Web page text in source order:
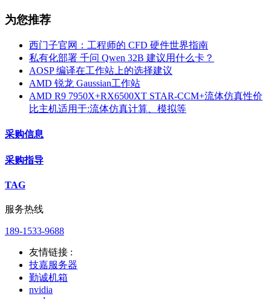
为您推荐
西门子官网：工程师的 CFD 硬件世界指南
私有化部署 千问 Qwen 32B 建议用什么卡？
AOSP 编译在工作站上的选择建议
AMD 锐龙 Gaussian工作站
AMD R9 7950X+RX6500XT STAR-CCM+流体仿真性价
比主机适用于:流体仿真计算、模拟等
采购信息
采购指导
TAG
服务热线
189-1533-9688
友情链接 :
技嘉服务器
勤诚机箱
nvidia